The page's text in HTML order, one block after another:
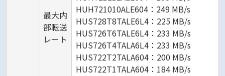
最大内
部転送
レート
HUH721010ALE604：249 MB/s
HUS728T8TALE6L4：225 MB/s
HUS726T6TALE6L4：233 MB/s
HUS726T4TALA6L4：233 MB/s
HUS722T2TALA604：200 MB/s
HUS722T1TALA604：184 MB/s